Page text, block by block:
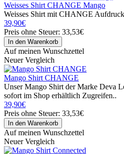
Weisses Shirt CHANGE Mango
Weisses Shirt mit CHANGE
39,90€
Preis ohne Steuer: 33,53€
Auf meinen Wunschzettel
Neuer Vergleich
Mango Shirt CHANGE
Unser Mango Shirt der Marke Deva
sofort im Shop erhältlich Zugreifen..
39,90€
Preis ohne Steuer: 33,53€
Auf meinen Wunschzettel
Neuer Vergleich